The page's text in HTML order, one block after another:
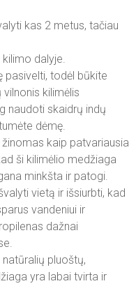
kas 2 metus, tačiau
dalyje.
pasivelti, todėl būkite
kilimėlis
naudoti skaidrų indų
dėmę.
kaip patvariausia
ši kilimėlio medžiaga
minkšta ir patogi.
vietą ir išsiurbti, kad
vandeniui ir
dažnai
pluoštų,
yra labai tvirta ir